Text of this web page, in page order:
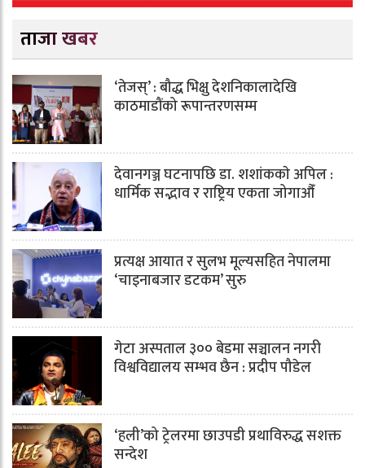
ताजा खबर
‘तेजस्’ : बौद्ध भिक्षु देशनिकालादेखि
काठमाडौंको रूपान्तरणसम्म
देवानगञ्ज घटनापछि डा. शशांककाे अपिल :
धार्मिक सद्भाव र राष्ट्रिय एकता जोगाऔँ
प्रत्यक्ष आयात र सुलभ मूल्यसहित नेपालमा
‘चाइनाबजार डटकम’ सुरु
गेटा अस्पताल ३०० बेडमा सञ्चालन नगरी
विश्वविद्यालय सम्भव छैन : प्रदीप पौडेल
‘हली’को ट्रेलरमा छाउपडी प्रथाविरुद्ध सशक्त
सन्देश